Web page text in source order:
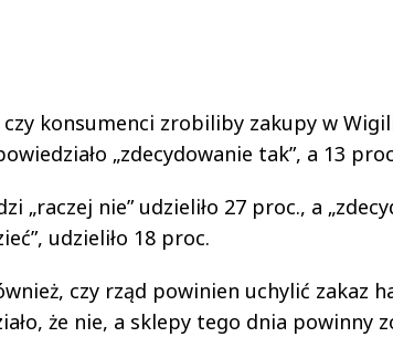
konsumenci zrobiliby zakupy w
„zdecydowanie tak”, a 13
„raczej nie” udzieliło 27 proc., a
udzieliło 18 proc.
czy rząd powinien uchylić zakaz
że nie, a sklepy tego dnia powinny